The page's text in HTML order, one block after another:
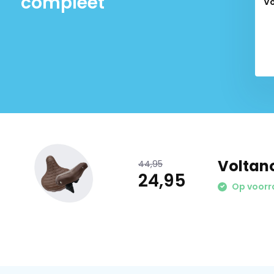
Het Voltano Drifter Fietszadel Wave 2.0 - Bruin is comfort
op een breed scala aan fietsen heel eenvoudig binnen
Door het slijtvaste en waterbestendige materiaal is het
zadelassortiment.
Ben je nieuwsgierig naar onze andere
Heb je vragen of opmerkingen? Neem dan gerust
44,95
24,95 Op